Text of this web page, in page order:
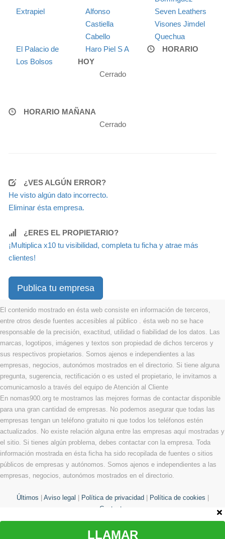
Extrapiel
Alfonso
Castiella
Cabello
Seven Leathers
Visones Jimdel
Quechua
El Palacio de
Los Bolsos
Haro Piel S A
HORARIO
HOY
Cerrado
HORARIO MAÑANA
Cerrado
¿VES ALGÚN ERROR?
He visto algún dato incorrecto.
Eliminar ésta empresa.
¿ERES EL PROPIETARIO?
¡Multiplica x10 tu visibilidad, completa tu ficha y atrae más
clientes!
Publica tu empresa
El contenido mostrado en ésta web consiste en información de terceros,
entre otros desde fuentes accesibles al público . ésta web no se hace
responsable de la precisión, exactitud, utilidad o fiabilidad de los datos. Las
marcas, logotipos, imágenes y textos son propiedad de dichos terceros y
sus respectivos propietarios. Somos ajenos e independientes a las
empresas, negocios, autonómos mostrados en el directorio. Si tiene alguna
pregunta, sugerencia, rectificación o es usted el propietario, le invitamos a
comunicarnoslo a través del equipo de Atención al Cliente
En nomas900.org te mostramos las mejores formas de contactar disponible
para una gran cantidad de empresas. No podemos asegurar que todas las
empresas tengan un teléfono gratuito ni que todos los teléfonos estén
actualizados. No existe relación alguna entre las empresas aquí mostradas y
el sitio. Si tienes algún problema, debes contactar con la empresa. Toda
información mostrada en ésta ficha ha sido recopilada de fuentes o sitios
públicos de empresas y autónomos. Somos ajenos e independientes a las
empresas, negocios, autonómos mostrados en el directorio.
Últimos Aviso legal Política de privacidad Política de cookies
Contacto
LLAMAR